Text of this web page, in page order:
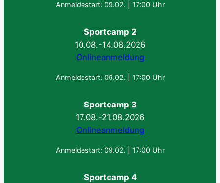
Anmeldestart: 09.02. | 17:00 Uhr
Sportcamp 2
10.08.-14.08.2026
Onlineanmeldung
Anmeldestart: 09.02. | 17:00 Uhr
Sportcamp 3
17.08.-21.08.2026
Onlineanmeldung
Anmeldestart: 09.02. | 17:00 Uhr
Sportcamp 4